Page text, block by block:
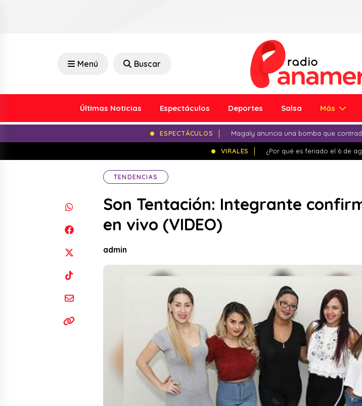
Menú Buscar
Últimas Noticias Espectáculos Deportes Salsa Más
ESPECTÁCULOS Magaly anuncia una bomba que
VIRALES ¿Por qué es feriado el 6 de
TENDENCIAS
Son Tentación: Integrante
en vivo (VIDEO)
admin